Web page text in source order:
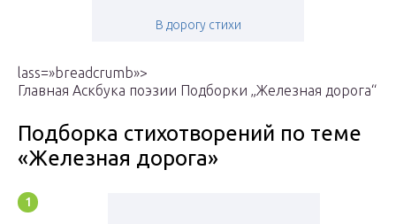
В дорогу стихи
lass=»breadcrumb»>
Главная Аскбука поэзии Подборки „Железная дорога“
Подборка стихотворений по теме
«Железная дорога»